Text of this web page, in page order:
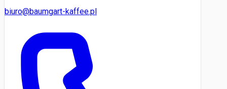
biuro@baumgart-kaffee.pl